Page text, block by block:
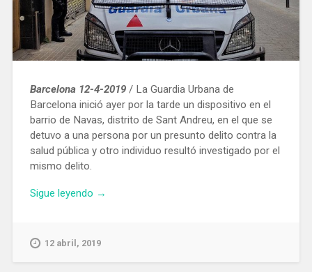
Barcelona 12-4-2019 / La Guardia Urbana de
Barcelona inició ayer por la tarde un dispositivo en el
barrio de Navas, distrito de Sant Andreu, en el que se
detuvo a una persona por un presunto delito contra la
salud pública y otro individuo resultó investigado por el
mismo delito.
Sigue leyendo «Detenido
Andreu
→
12 abril, 2019